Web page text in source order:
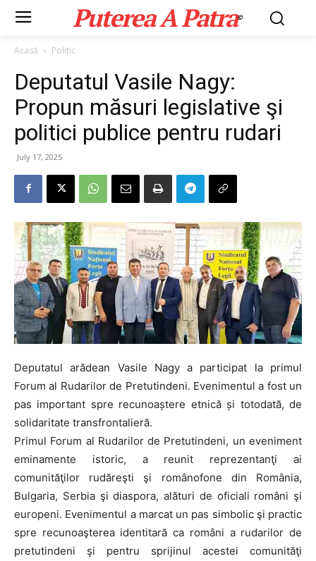
Puterea A Patra©
Acasă Politic
Deputatul Vasile Nagy:
Propun măsuri legislative şi
politici publice pentru rudari
July 17, 2025
Deputatul arădean Vasile Nagy a participat la primul
Forum al Rudarilor de Pretutindeni. Evenimentul a fost un
pas important spre recunoaștere etnică și totodată, de
solidaritate transfrontalieră.
Primul Forum al Rudarilor de Pretutindeni, un eveniment
eminamente istoric, a reunit reprezentanţi ai
comunităţilor rudăreşti şi românofone din România,
Bulgaria, Serbia şi diaspora, alături de oficiali români şi
europeni. Evenimentul a marcat un pas simbolic şi practic
spre recunoaşterea identitară ca români a rudarilor de
pretutindeni şi pentru sprijinul acestei comunităţi